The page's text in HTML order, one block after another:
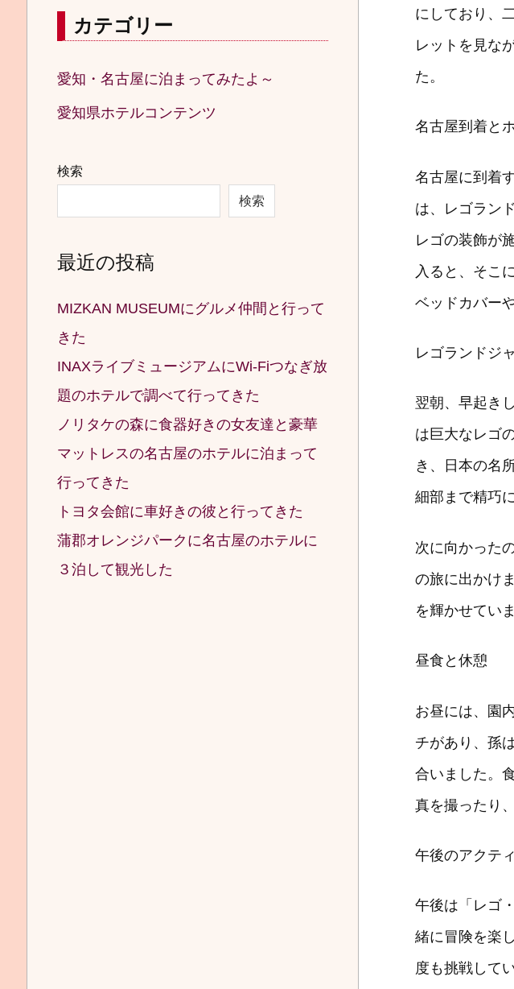
にしており、
レットを見な
た。
名古屋到着と
名古屋に到着
は、レゴラン
レゴの装飾が
入ると、そこ
ベッドカバー
レゴランドジ
翌朝、早起き
は巨大なレゴ
き、日本の名
細部まで精巧
次に向かった
の旅に出かけ
を輝かせてい
昼食と休憩
お昼には、園
チがあり、孫
合いました。
真を撮ったり
午後のアクテ
午後は「レゴ
緒に冒険を楽
度も挑戦して
カテゴリー
愛知・名古屋に泊まってみたよ～
愛知県ホテルコンテンツ
検索
検索
最近の投稿
MIZKAN MUSEUMにグルメ仲間と行って
きた
INAXライブミュージアムにWi-Fiつなぎ放
題のホテルで調べて行ってきた
ノリタケの森に食器好きの女友達と豪華
マットレスの名古屋のホテルに泊まって
行ってきた
トヨタ会館に車好きの彼と行ってきた
蒲郡オレンジパークに名古屋のホテルに
３泊して観光した